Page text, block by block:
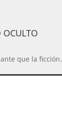
que la ficción.